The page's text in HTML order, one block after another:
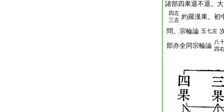
諸部四果退不退。
四左
三左 約羅漢果。初
問。宗輪論 五七左
部亦全同宗輪論 八
四